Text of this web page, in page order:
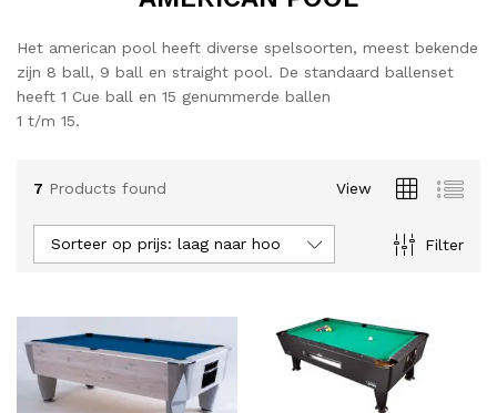
Het american pool heeft diverse spelsoorten, meest bekende
zijn 8 ball, 9 ball en straight pool. De standaard ballenset
heeft 1 Cue ball en 15 genummerde ballen
1 t/m 15.
7 Products found View
Filter
Sorteer op prijs: laag naar hoog